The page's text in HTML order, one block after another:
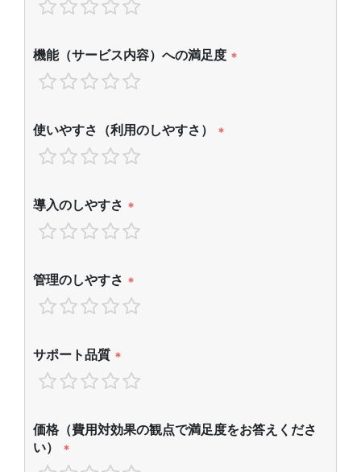
機能（サービス内容）への満足度 *
使いやすさ（利用のしやすさ） *
導入のしやすさ *
管理のしやすさ *
サポート品質 *
価格（費用対効果の観点で満足度をお答えくださ
い）
*